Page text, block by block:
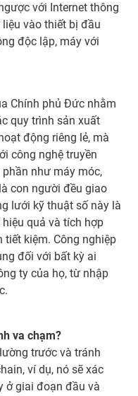
với Internet thông
vào thiết bị đầu
độc lập, máy với
Chính phủ Đức nhằm
quy trình sản xuất
động riêng lẻ, mà
công nghệ truyền
như máy móc,
con người đều giao
lưới kỹ thuật số này là
quả và tích hợp
kiệm. Công nghiệp
đối với bất kỳ ai
ty của họ, từ nhập
va chạm?
trước và tránh
ví dụ, nó sẽ xác
ở giai đoạn đầu và